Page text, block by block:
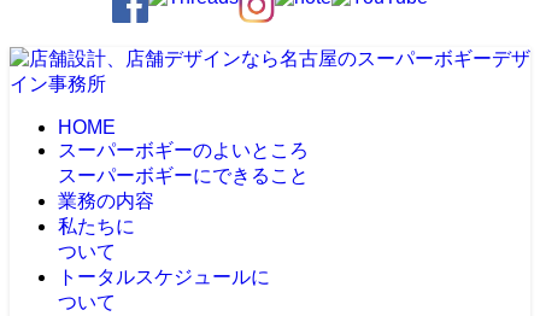
HOME
スーパーボギーのよいところ
スーパーボギーにできること
業務の内容
私たちに
ついて
トータルスケジュールに
ついて